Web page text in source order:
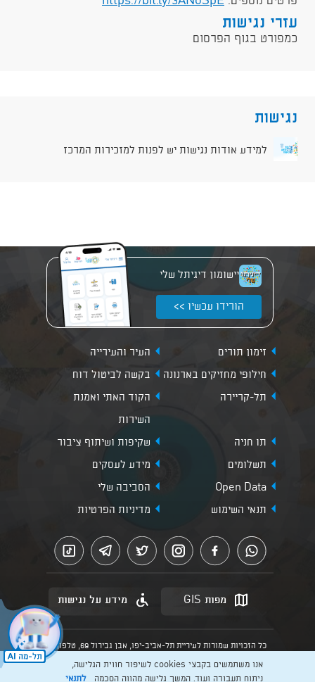
עזרי נגישות
כמפורט בגוף הפרסום
נגישות
למידע אודות נגישות יש לפנות למזכירות המרכז
יישומון דיגיתל שלי
הורידו עכשיו >>
זימון תורים
העיר והעירייה
חילופי מחזיקים בארנונה
בקשה לביטול דוח
תל-קריירה
הקוד האתי ואמנת
השירות
תו חניה
שקיפות ושיתוף ציבור
תשלומים
מידע לעסקים
Open Data
הסביבה שלי
תנאי השימוש
מדיניות הפרטיות
מפות GIS מידע על נגישות
כל הזכויות שמורות לעיריית תל-אביב-יפו, אבן גבירול 69, טלפון:
הנוסח המחייב הוא זה הקבוע בהוראות הדין הרלוונטיות כפי שתהיינה
בתוקף מעת לעת
אנו משתמשים בקבצי cookies לשיפור חווית הגלישה,
ניתוח תעבורה ועוד. המשך גלישה מהווה הסכמהלתנאי